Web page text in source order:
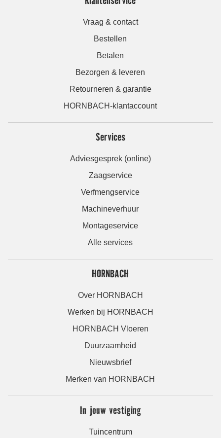
Vraag & contact
Bestellen
Betalen
Bezorgen & leveren
Retourneren & garantie
HORNBACH-klantaccount
Services
Adviesgesprek (online)
Zaagservice
Verfmengservice
Machineverhuur
Montageservice
Alle services
HORNBACH
Over HORNBACH
Werken bij HORNBACH
HORNBACH Vloeren
Duurzaamheid
Nieuwsbrief
Merken van HORNBACH
In jouw vestiging
Tuincentrum